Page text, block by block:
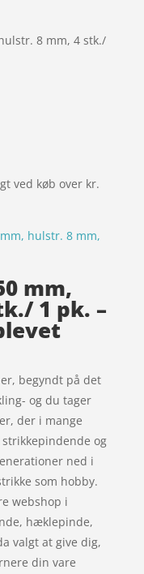
8 mm, 4 stk./
ved køb over kr.
hulstr. 8 mm,
mm,
1 pk. –
begyndt på det
og du tager
der i mange
og
ned i
som hobby.
webshop i
hæklepinde,
valgt at give dig,
din vare